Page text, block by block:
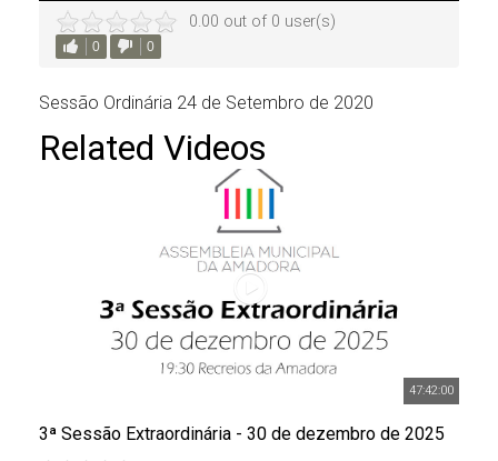
0.00 out of 0 user(s)
0 0
Sessão Ordinária 24 de Setembro de 2020
Related Videos
47:42:00
3ª Sessão Extraordinária - 30 de dezembro de 2025